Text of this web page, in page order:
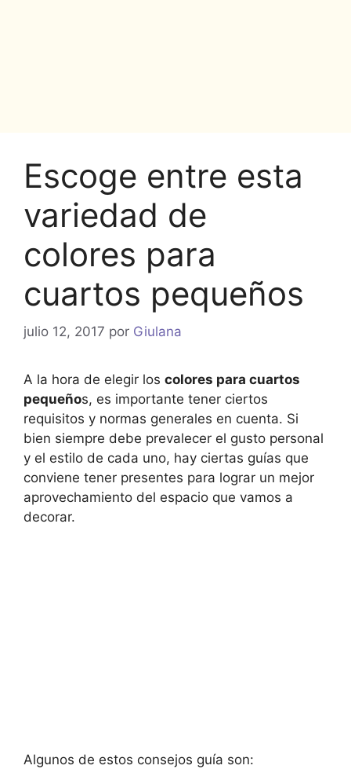
Escoge entre esta
variedad de
colores para
cuartos pequeños
julio 12, 2017 por Giulana
A la hora de elegir los colores para cuartos
pequeños, es importante tener ciertos
requisitos y normas generales en cuenta. Si
bien siempre debe prevalecer el gusto personal
y el estilo de cada uno, hay ciertas guías que
conviene tener presentes para lograr un mejor
aprovechamiento del espacio que vamos a
decorar.
Algunos de estos consejos guía son: